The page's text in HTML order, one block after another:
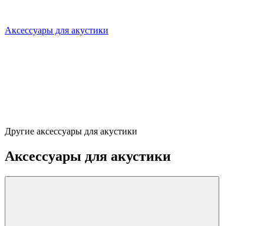
Аксессуары для акустики
Другие аксессуары для акустики
Аксессуары для акустики